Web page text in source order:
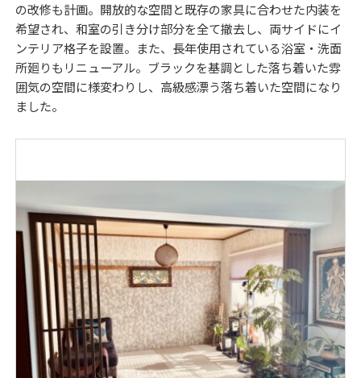
の改修も計画。開放的な空間と既存の家具に合わせた内装を
希望され、和室の引き分け部分を全て撤去し、両サイドにイ
ンテリア格子を設置。また、長年使用されている浴室・洗面
所廻りもリニューアル。ブラックを基調とした落ち着いた雰
囲気の空間に様変わりし、高級感漂う落ち着いた空間になり
ました。